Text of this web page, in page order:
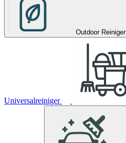
Outdoor Reiniger
Universalreiniger